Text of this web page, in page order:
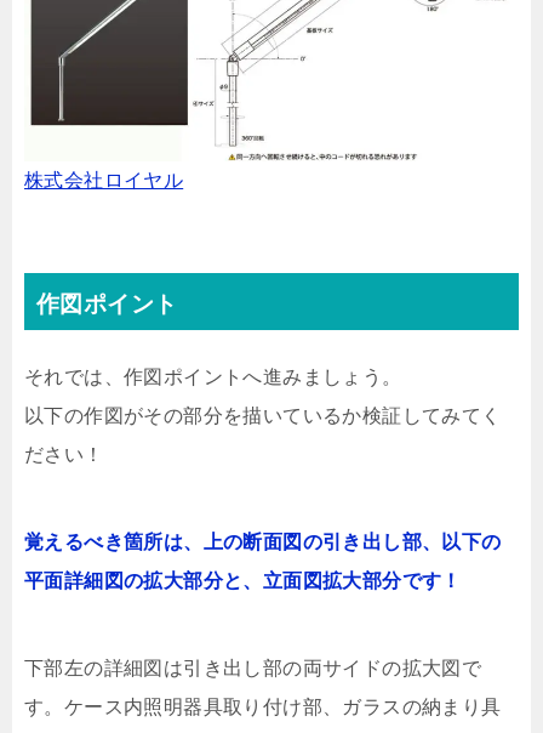
株式会社ロイヤル
作図ポイント
それでは、作図ポイントへ進みましょう。
以下の作図がその部分を描いているか検証してみてく
ださい！
覚えるべき箇所は、上の断面図の引き出し部、以下の
平面詳細図の拡大部分と、立面図拡大部分です！
下部左の詳細図は引き出し部の両サイドの拡大図で
す。ケース内照明器具取り付け部、ガラスの納まり具